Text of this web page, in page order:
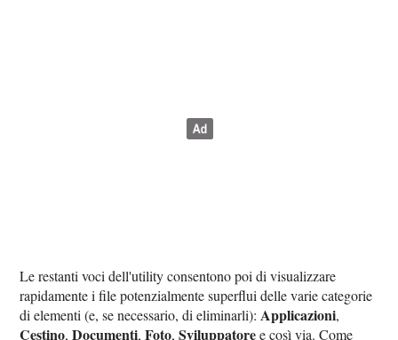
Le restanti voci dell'utility consentono poi di visualizzare
rapidamente i file potenzialmente superflui delle varie categorie
di elementi (e, se necessario, di eliminarli): Applicazioni,
Cestino,Documenti,Foto,Sviluppatoree così via. Come